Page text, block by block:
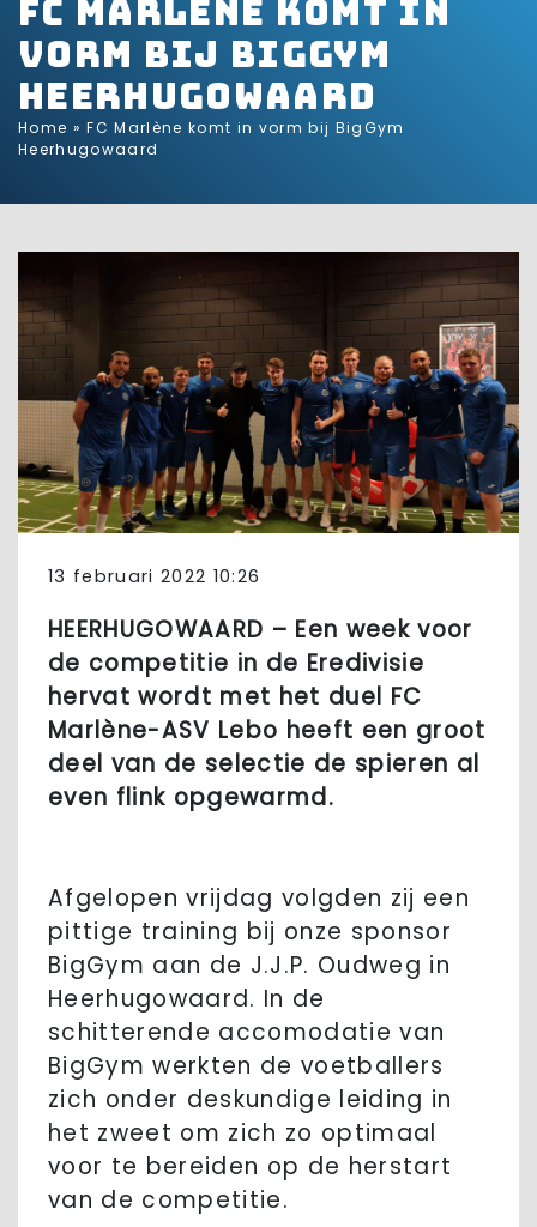
FC Marlène komt in
vorm bij BigGym
Heerhugowaard
Home »FC Marlène komt in vorm bij BigGym
Heerhugowaard
13 februari 2022 10:26
HEERHUGOWAARD – Een week voor
de competitie in de Eredivisie
hervat wordt met het duel FC
Marlène-ASV Lebo heeft een groot
deel van de selectie de spieren al
even flink opgewarmd.
Afgelopen vrijdag volgden zij een
pittige training bij onze sponsor
BigGym aan de J.J.P. Oudweg in
Heerhugowaard. In de
schitterende accomodatie van
BigGym werkten de voetballers
zich onder deskundige leiding in
het zweet om zich zo optimaal
voor te bereiden op de herstart
van de competitie.